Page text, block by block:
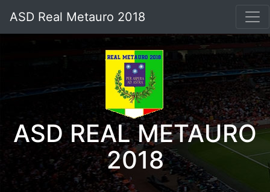
ASD Real Metauro 2018
ASD REAL METAURO
2018